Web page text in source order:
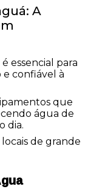
A
é essencial para
e confiável à
que
água de
dia.
de grande